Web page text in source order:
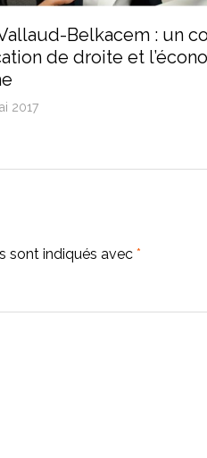
Belkacem : un
de droite et
2017
sont indiqués avec*